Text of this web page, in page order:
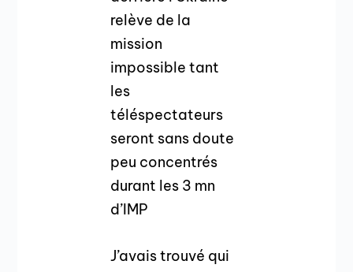
relève de la
mission
impossible tant
les
téléspectateurs
seront sans doute
peu concentrés
durant les 3 mn
d’IMP
J’avais trouvé qui